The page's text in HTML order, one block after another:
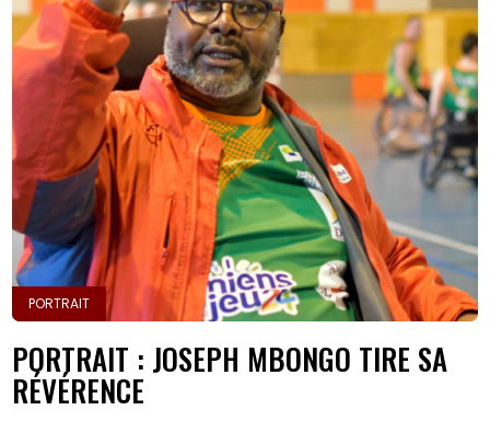
PORTRAIT
PORTRAIT : JOSEPH MBONGO TIRE SA
RÉVÉRENCE